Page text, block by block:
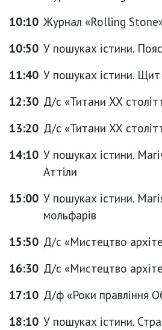
10:10 Журнал «Rolling
10:50 У пошуках істини.
11:40 У пошуках істини. Щит
12:30 Д/с «Титани ХХ
13:20 Д/с «Титани ХХ
14:10 У пошуках істини.
Аттіли
15:00 У пошуках істини.
мольфарів
15:50 Д/с «Мистецтво
16:30 Д/с «Мистецтво
17:10 Д/ф «Роки правління
18:10 У пошуках істини.